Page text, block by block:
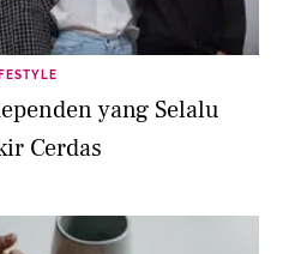
yang Selalu
Cerdas